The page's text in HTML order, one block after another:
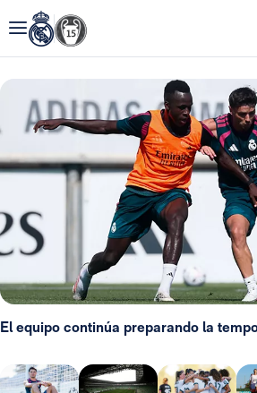
El equipo continúa preparando la